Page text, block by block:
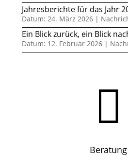
Jahresberichte für das Jahr
Datum: 24. März 2026|
Ein Blick zurück, ein Blick
Datum: 12. Februar 2026|

Beratung